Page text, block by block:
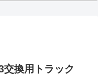
交換用トラック